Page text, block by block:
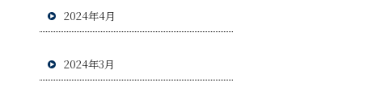
2024年4月
2024年3月